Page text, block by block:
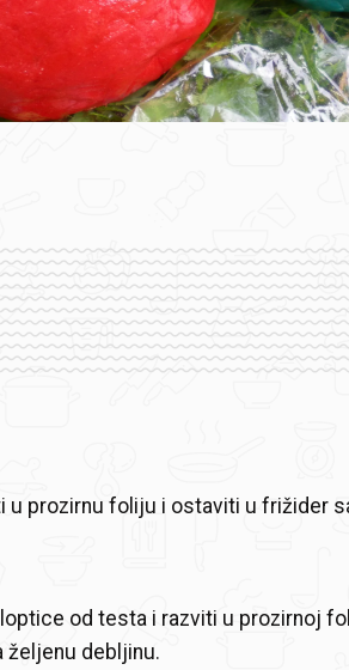
u prozirnu foliju i ostaviti u frižider
od testa i razviti u prozirnoj
željenu debljinu.